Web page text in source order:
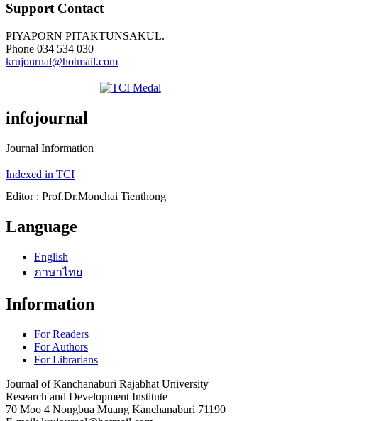
Support Contact
PIYAPORN PITAKTUNSAKUL.
Phone 034 534 030
krujournal@hotmail.com
infojournal
Journal Information
Indexed in TCI
Editor : Prof.Dr.Monchai Tienthong
Language
English
ภาษาไทย
Information
For Readers
For Authors
For Librarians
Journal of Kanchanaburi Rajabhat University
Research and Development Institute
70 Moo 4 Nongbua Muang Kanchanaburi 71190